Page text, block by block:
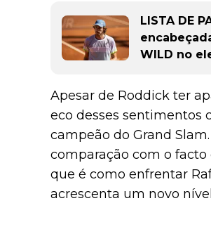
LISTA DE
WILD no
Apesar de Roddick ter
eco desses sentimentos
campeão do Grand
comparação com o facto
que é como enfrentar
acrescenta um novo